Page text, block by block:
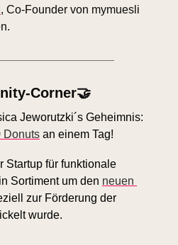
, Co-Founder von mymuesli
Corner🤝
Jeworutzki´s Geheimnis:
Donuts an einem Tag!
Startup für funktionale
Sortiment um den neuen
zur Förderung der
wurde.